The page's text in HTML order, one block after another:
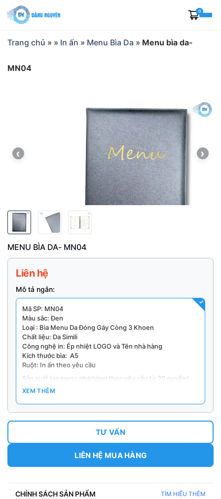
Skip
to
0
Trang chủ » » In ấn » Menu Bìa Da » Menu bìa da-
MN04
‹ ›
MENU BÌA DA- MN04
Liên hệ
Mô tả ngắn:
Mã SP: MN04
Màu sắc: Đen
Loại : Bìa Menu Da Đóng Gáy Còng 3 Khoen
Chất liệu: Da Simili
Công nghệ in: Ép nhiệt LOGO và Tên nhà hàng
Kích thước bìa: A5
Ruột: In ấn theo yêu cầu
Sản xuất bìa menu nhà hàng theo yêu cầu từ 20 quyển/
đơn hàng.
XEM THÊM
TƯ VẤN
LIÊN HỆ MUA HÀNG
CHÍNH SÁCH SẢN PHẨM TÌM HIỂU THÊM